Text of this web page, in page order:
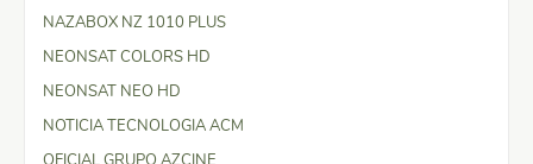
NAZABOX NZ 1010 PLUS
NEONSAT COLORS HD
NEONSAT NEO HD
NOTICIA TECNOLOGIA ACM